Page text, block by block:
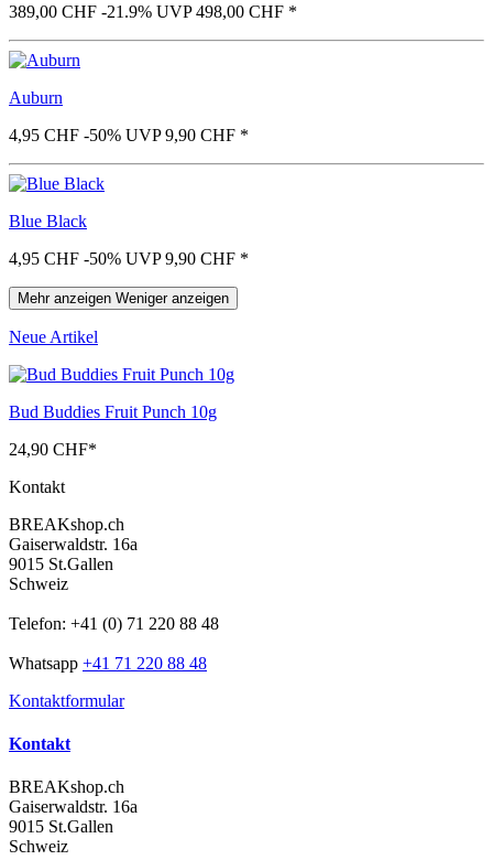
389,00 CHF -21.9% UVP 498,00 CHF *
Auburn
4,95 CHF -50% UVP 9,90 CHF *
Blue Black
4,95 CHF -50% UVP 9,90 CHF *
Mehr anzeigen Weniger anzeigen
Neue Artikel
Bud Buddies Fruit Punch 10g
24,90 CHF*
Kontakt
BREAKshop.ch
Gaiserwaldstr. 16a
9015 St.Gallen
Schweiz
Telefon: +41 (0) 71 220 88 48
Whatsapp +41 71 220 88 48
Kontaktformular
Kontakt
BREAKshop.ch
Gaiserwaldstr. 16a
9015 St.Gallen
Schweiz